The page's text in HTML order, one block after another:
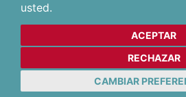
usted.
ACEPTAR
RECHAZAR
CAMBIAR